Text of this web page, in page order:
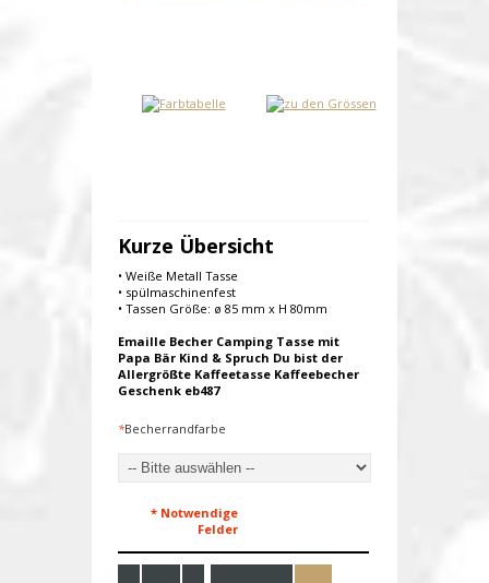
Kurze Übersicht
• Weiße Metall Tasse
• spülmaschinenfest
• Tassen Größe: ø 85 mm x H 80mm
Emaille Becher Camping Tasse mit
Papa Bär Kind & Spruch Du bist der
Allergrößte Kaffeetasse Kaffeebecher
Geschenk eb487
*Becherrandfarbe
* Notwendige
Felder